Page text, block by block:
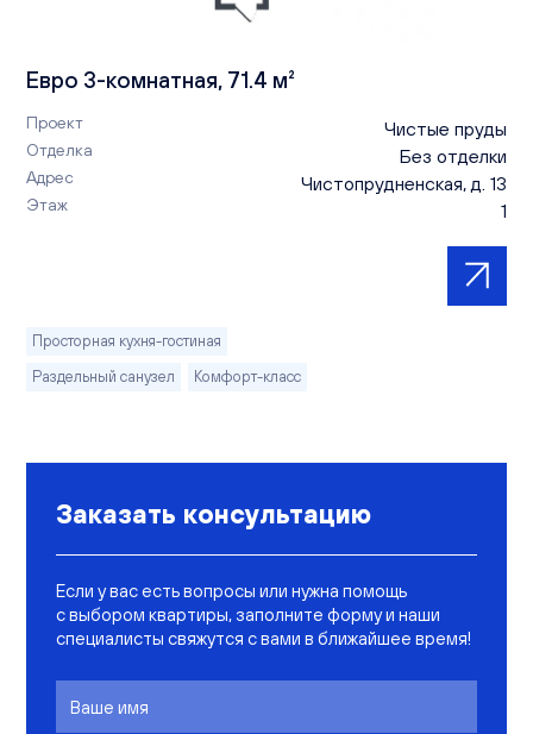
Евро 3-комнатная, 71.4 м²
Проект Чистые пруды
Отделка Без отделки
Адрес Чистопрудненская, д. 13
Этаж 1
Просторная кухня-гостиная
Раздельный санузел
Комфорт-класс
Заказать консультацию
Если у вас есть вопросы или нужна помощь
с выбором квартиры, заполните форму и наши
специалисты свяжутся с вами в ближайшее время!